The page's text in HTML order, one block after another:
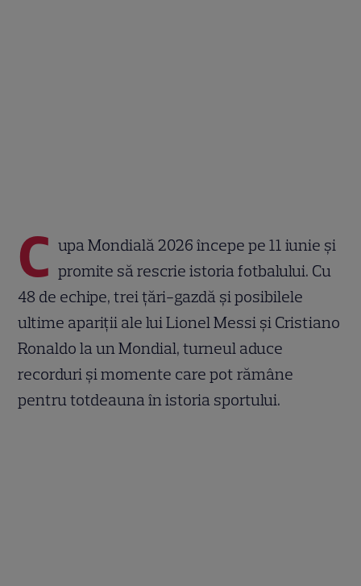
C upa Mondială 2026 începe pe 11 iunie și
promite să rescrie istoria fotbalului. Cu
48 de echipe, trei țări-gazdă și posibilele
ultime apariții ale lui Lionel Messi și Cristiano
Ronaldo la un Mondial, turneul aduce
recorduri și momente care pot rămâne
pentru totdeauna în istoria sportului.